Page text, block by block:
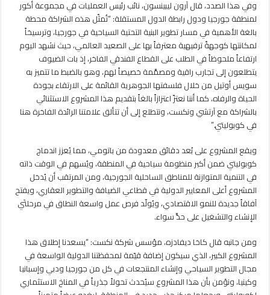
وفي هذا الصدد، قال آرون ليبينسون، نائب رئيس العمليات في مجموعة أكور
لمنطقة جورجيا ودول رابطة الدول المستقلة: “تُمثّل هذه الشراكة محطة
بالغة الأهمية في مسار تطوير البنية التحتية السياحية في جورجيا، وترسيخاً
لمكانتها كوجهةً ترفيهية معترفاً بها على الصعيد العالمي، حيث نشهد اليوم
ارتفاعاً ملحوظاً في الطلب على القطاع الفندقي الفاخر، إذ بات الضيوف
يتطلعون إلى تجارب راقية ومصمَّمة خصيصاً لهم، وهو بالضبط ما تتميز به
سويس أوتيل من خلال فلسفتها الجوهرية القائمة على الارتقاء بجودة
الحياة والرفاه، كما أننا نعتزّ اعتزازاً بالغاً بتقديم هذا المشروع الاستثنائي
بالشراكة مع آرتشي ونكست، ونتطلع إلى أن تتألق علامتنا الرائدة الفاخرة هنا
في كوبوليتي.”
ويقع المشروع على بُعد دقائق معدودة من باتومي، مما يُعزز اندماج
كوبوليتي ضمن أكبر منظومة سياحية في المنطقة، ويُسهم في الوقت ذاته
في التنمية المتوازنة للمناطق الساحلية الجورجية، ومن المرتقب أن يُدخل
المشروع أعلى المعايير الدولية في قطاعي الضيافة والتطوير العقاري، ويفتح
آفاقاً جديدة للنمو الاقتصادي، ويُولّد فرص عمل واسعة النطاق في مرحلتَي
الإنشاء والتشغيل على حدٍّ سواء.
ومن جانبه قال كاخا ديفادزه، مؤسس شركة نكست: “يسعدنا إطلاق هذا
المشروع الكبير، الذي سيكون إضافة قيّمة لمحفظتنا الدولية الواسعة في
مجال التطوير السياحي وإنشاء المنتجعات في كل من جورجيا ودبي وإسبانيا
وكينيا، ونؤمن بأن هذا المشروع سيُحدث تحولاً جذرياً في المناخ الاستثماري